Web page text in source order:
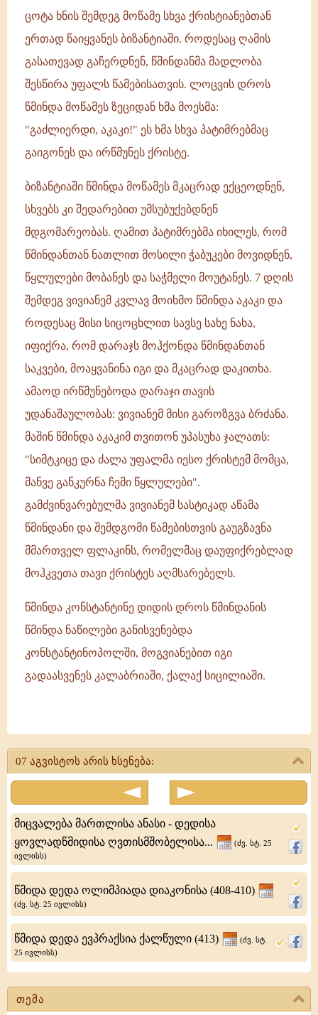
თემა
ცოტა ხნის შემდეგ მოწამე სხვა ქრისტიანებთან
ერთად წაიყვანეს ბიზანტიაში. როდესაც ღამის
გასათევად გაჩერდნენ, წმინდანმა მადლობა
შესწირა უფალს წამებისათვის. ლოცვის დროს
წმინდა მოწამეს ზეციდან ხმა მოესმა:
"გაძლიერდი, აკაკი!" ეს ხმა სხვა პატიმრებმაც
გაიგონეს და ირწმუნეს ქრისტე.
ბიზანტიაში წმინდა მოწამეს მკაცრად ექცეოდნენ,
სხვებს კი შედარებით უმსუბუქებდნენ
მდგომარეობას. ღამით პატიმრებმა იხილეს, რომ
წმინდანთან ნათლით მოსილი ჭაბუკები მოვიდნენ,
წყლულები მობანეს და საჭმელი მოუტანეს. 7 დღის
შემდეგ ვივიანემ კვლავ მოიხმო წმინდა აკაკი და
როდესაც მისი სიცოცხლით სავსე სახე ნახა,
იფიქრა, რომ დარაჯს მოჰქონდა წმინდანთან
საკვები, მოაყვანინა იგი და მკაცრად დაკითხა.
ამაოდ ირწმუნებოდა დარაჯი თავის
უდანაშაულობას: ვივიანემ მისი გაროზგვა ბრძანა.
მაშინ წმინდა აკაკიმ თვითონ უპასუხა ჯალათს:
"სიმტკიცე და ძალა უფალმა იესო ქრისტემ მომცა,
მანვე განკურნა ჩემი წყლულები".
გამძვინვარებულმა ვივიანემ სასტიკად აწამა
წმინდანი და შემდგომი წამებისთვის გაუგზავნა
მმართველ ფლაკინს, რომელმაც დაუფიქრებლად
მოჰკვეთა თავი ქრისტეს აღმსარებელს.
წმინდა კონსტანტინე დიდის დროს წმინდანის
წმინდა ნაწილები განისვენებდა
კონსტანტინოპოლში, მოგვიანებით იგი
გადაასვენეს კალაბრიაში, ქალაქ სიცილიაში.
აკაკი
კაბადოკიაში
იყო
პოლკის
ასისთავი.
როდესაც
იმპერატორ
07 აგვისტოს არის ხსენება:
მიცვალება მართლისა ანასი - დედისა
ყოვლადწმიდისა ღვთისმშობელისა...
(ძვ. სტ. 25
ივლისს)
წმიდა დედა ოლიმპიადა დიაკონისა (408-410)
(ძვ. სტ. 25 ივლისს)
წმიდა დედა ევპრაქსია ქალწული (413)
(ძვ. სტ.
25 ივლისს)